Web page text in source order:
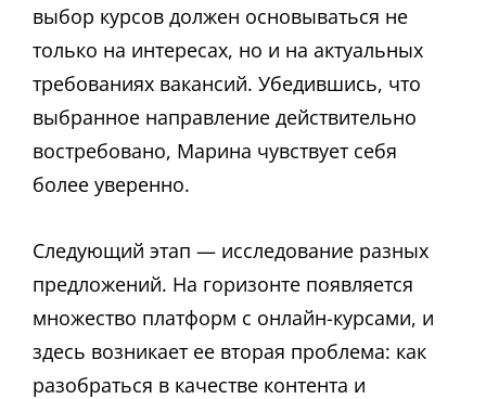
выбор курсов должен основываться не
только на интересах, но и на актуальных
требованиях вакансий. Убедившись, что
выбранное направление действительно
востребовано, Марина чувствует себя
более уверенно.
Следующий этап — исследование разных
предложений. На горизонте появляется
множество платформ с онлайн-курсами, и
здесь возникает ее вторая проблема: как
разобраться в качестве контента и